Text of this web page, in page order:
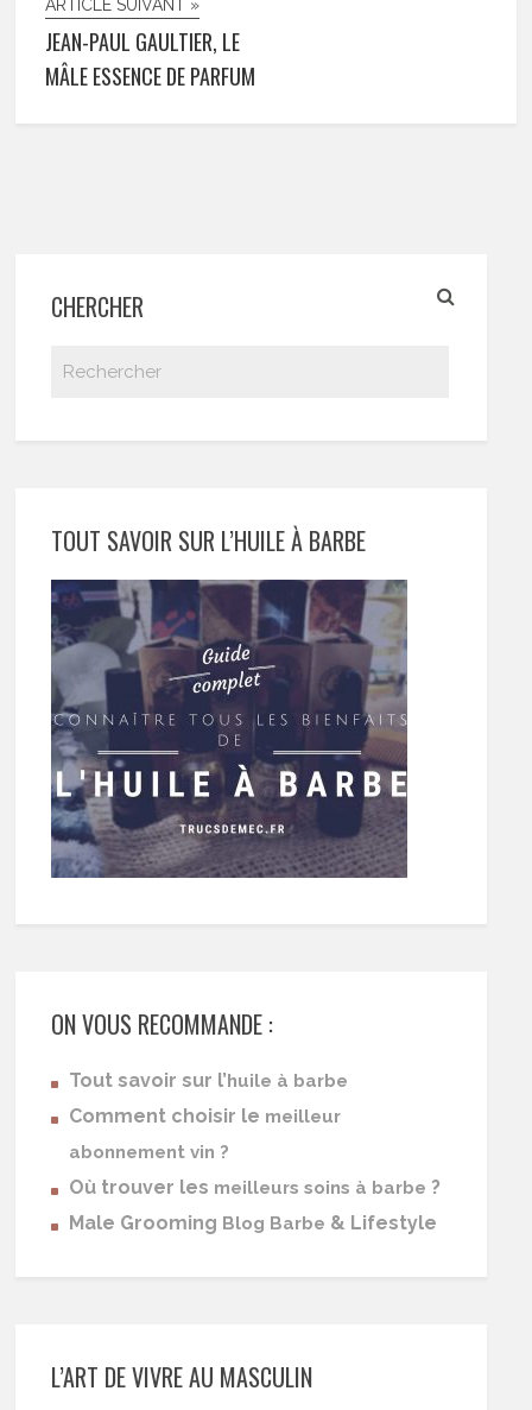
ARTICLE SUIVANT »
JEAN-PAUL GAULTIER, LE
MÂLE ESSENCE DE PARFUM
CHERCHER
TOUT SAVOIR SUR L’HUILE À BARBE
ON VOUS RECOMMANDE :
Tout savoir sur l’huile à barbe
Comment choisir le meilleur
abonnement vin ?
Où trouver les meilleurs soins à barbe ?
Male Grooming Blog Barbe & Lifestyle
L’ART DE VIVRE AU MASCULIN